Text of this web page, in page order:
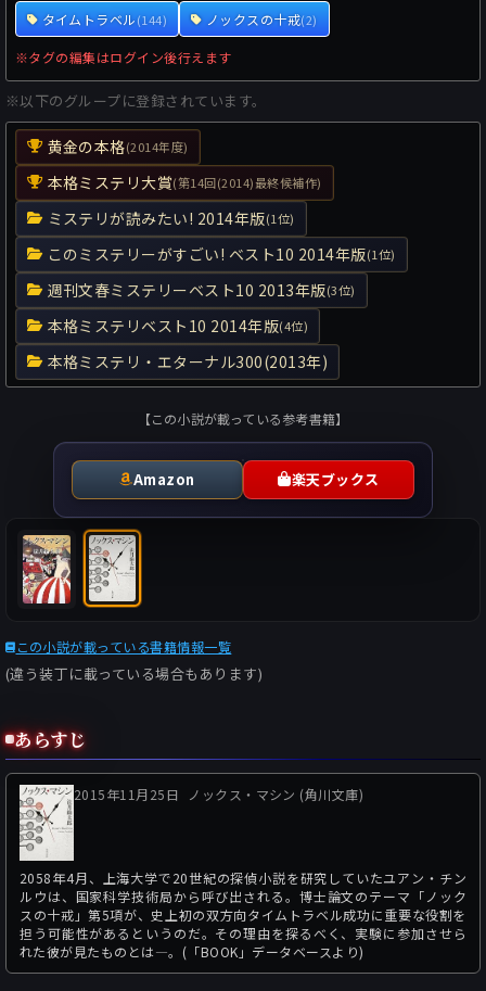
タイムトラベル(144) ノックスの十戒(2)
※タグの編集はログイン後行えます
※以下のグループに登録されています。
黄金の本格(2014年度)
本格ミステリ大賞(第14回(2014)最終候補作)
ミステリが読みたい! 2014年版(1位)
このミステリーがすごい! ベスト10 2014年版(1位)
週刊文春ミステリーベスト10 2013年版(3位)
本格ミステリベスト10 2014年版(4位)
本格ミステリ・エターナル300(2013年)
【この小説が載っている参考書籍】
Amazon 楽天ブックス
この小説が載っている書籍情報一覧
(違う装丁に載っている場合もあります)
あらすじ
2015年11月25日 ノックス・マシン (角川文庫)
2058年4月、上海大学で20世紀の探偵小説を研究していたユアン・チン
ルウは、国家科学技術局から呼び出される。博士論文のテーマ「ノック
スの十戒」第5項が、史上初の双方向タイムトラベル成功に重要な役割を
担う可能性があるというのだ。その理由を探るべく、実験に参加させら
れた彼が見たものとは―。(「BOOK」データベースより)